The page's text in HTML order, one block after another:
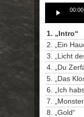
Player
00:00
1. „Intro“
2.
„Ein
3.
„Licht
4.
„Du
5.
„Das
6.
„Ich
7.
8.
„Gold“